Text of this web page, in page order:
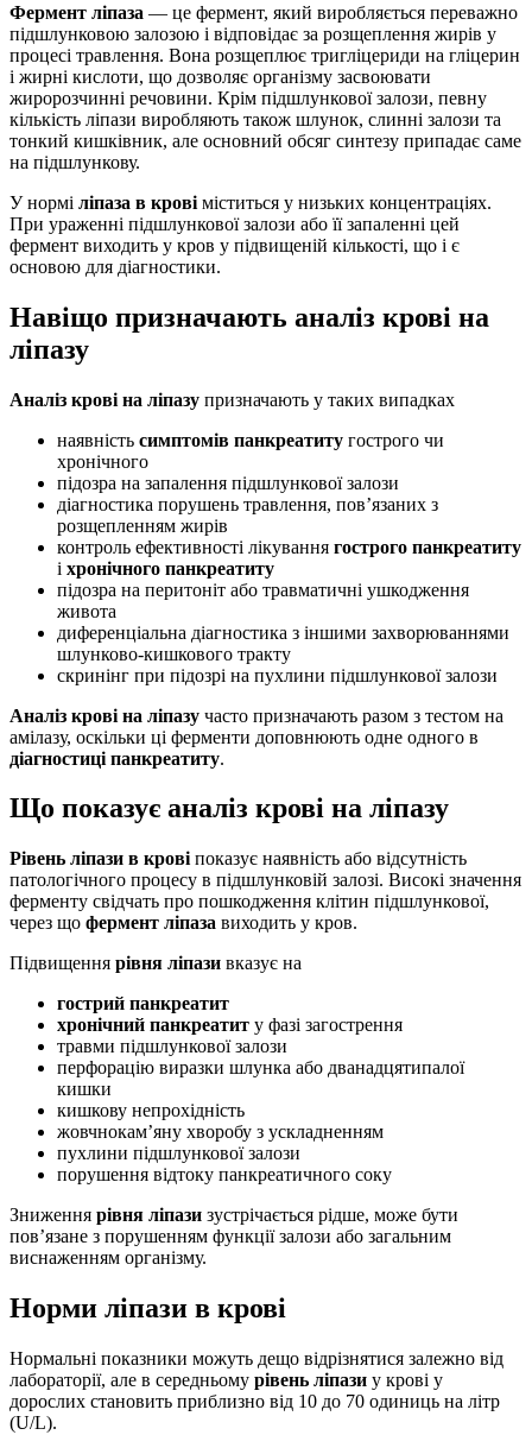
Фермент ліпаза — це фермент, який виробляється переважно
підшлунковою залозою і відповідає за розщеплення жирів у
процесі травлення. Вона розщеплює тригліцериди на гліцерин
і жирні кислоти, що дозволяє організму засвоювати
жиророзчинні речовини. Крім підшлункової залози, певну
кількість ліпази виробляють також шлунок, слинні залози та
тонкий кишківник, але основний обсяг синтезу припадає саме
на підшлункову.
У нормі ліпаза в крові міститься у низьких концентраціях.
При ураженні підшлункової залози або її запаленні цей
фермент виходить у кров у підвищеній кількості, що і є
основою для діагностики.
Навіщо призначають аналіз крові на
ліпазу
Аналіз крові на ліпазу призначають у таких випадках
наявність симптомів панкреатиту гострого чи
хронічного
підозра на запалення підшлункової залози
діагностика порушень травлення, пов’язаних з
розщепленням жирів
контроль ефективності лікування гострого панкреатиту
і хронічного панкреатиту
підозра на перитоніт або травматичні ушкодження
живота
диференціальна діагностика з іншими захворюваннями
шлунково-кишкового тракту
скринінг при підозрі на пухлини підшлункової залози
Аналіз крові на ліпазу часто призначають разом з тестом на
амілазу, оскільки ці ферменти доповнюють одне одного в
діагностиці панкреатиту.
Що показує аналіз крові на ліпазу
Рівень ліпази в крові показує наявність або відсутність
патологічного процесу в підшлунковій залозі. Високі значення
ферменту свідчать про пошкодження клітин підшлункової,
через що фермент ліпаза виходить у кров.
Підвищення рівня ліпази вказує на
гострий панкреатит
хронічний панкреатит у фазі загострення
травми підшлункової залози
перфорацію виразки шлунка або дванадцятипалої
кишки
кишкову непрохідність
жовчнокам’яну хворобу з ускладненням
пухлини підшлункової залози
порушення відтоку панкреатичного соку
Зниження рівня ліпази зустрічається рідше, може бути
пов’язане з порушенням функції залози або загальним
виснаженням організму.
Норми ліпази в крові
Нормальні показники можуть дещо відрізнятися залежно від
лабораторії, але в середньому рівень ліпази у крові у
дорослих становить приблизно від 10 до 70 одиниць на літр
(U/L).